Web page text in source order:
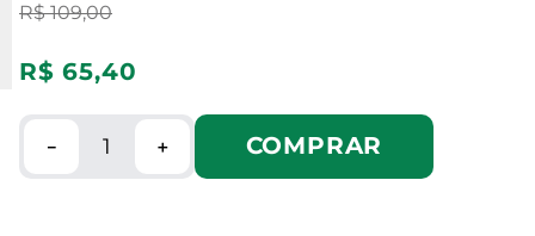
R$ 109,00
R$ 65,40
＋
－ COMPRAR